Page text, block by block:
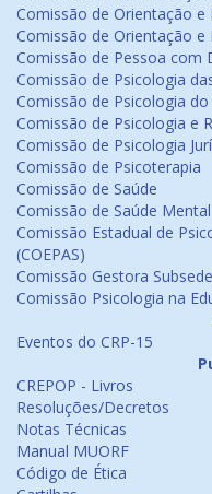
Comissão de Orientação e
Comissão de Orientação e
Comissão de Pessoa com
Comissão de Psicologia
Comissão de Psicologia
Comissão de Psicologia e
Comissão de Psicologia
Comissão de Psicoterapia
Comissão de Saúde
Comissão de Saúde Mental
Comissão Estadual de
(COEPAS)
Comissão Gestora
Comissão Psicologia na
Eventos do CRP-15
CREPOP - Livros
Resoluções/Decretos
Notas Técnicas
Manual MUORF
Código de Ética